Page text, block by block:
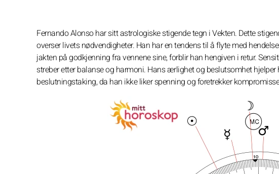
Fernando Alonso har sitt astrologiske stigende tegn i Vekten. Dette
overser livets nødvendigheter. Han har en tendens til å flyte med
jakten på godkjenning fra vennene sine, forblir han hengiven i retur.
streber etter balanse og harmoni. Hans ærlighet og beslutsomhet
beslutningstaking, da han ikke liker spenning og foretrekker